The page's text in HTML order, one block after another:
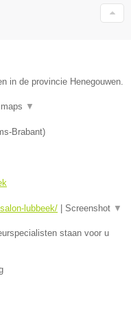
in de provincie Henegouwen.
▼
Brabant)
lubbeek/ Screenshot ▼
staan voor u